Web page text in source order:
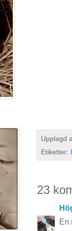
Upplagd
Etiketter:
23
En